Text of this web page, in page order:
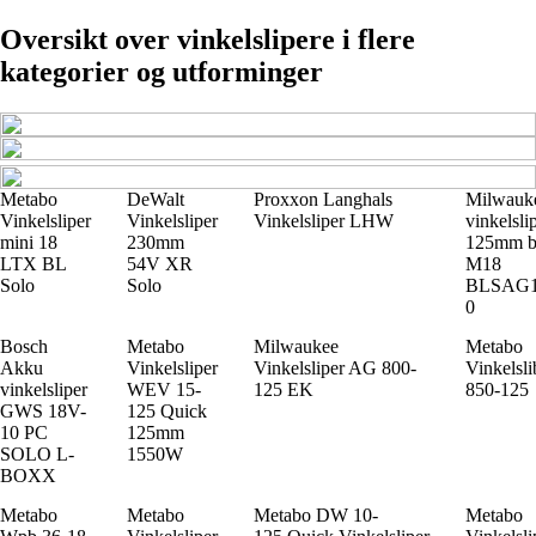
Oversikt over vinkelslipere i flere
kategorier og utforminger
Metabo
Vinkelsliper
mini 18
LTX BL
Solo
DeWalt
Vinkelsliper
230mm
54V XR
Solo
Proxxon Langhals
Vinkelsliper LHW
125mm
M18
0
Bosch
Akku
vinkelsliper
GWS 18V-
10 PC
SOLO L-
BOXX
Metabo
Vinkelsliper
WEV 15-
125 Quick
125mm
1550W
Milwaukee
Vinkelsliper AG 800-
125 EK
Metabo
850-125
Metabo
Metabo
Metabo DW 10-
Metabo